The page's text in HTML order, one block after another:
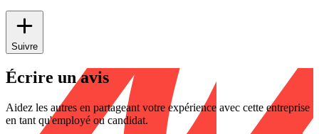
Suivre
Écrire un avis
Aidez les autres en partageant votre expérience avec cette entreprise
en tant qu'employé ou candidat.